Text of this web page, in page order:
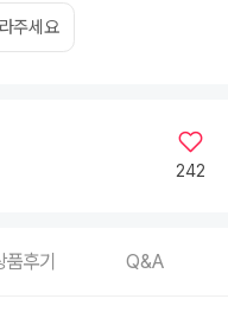
주세요
242
품후기 Q&A